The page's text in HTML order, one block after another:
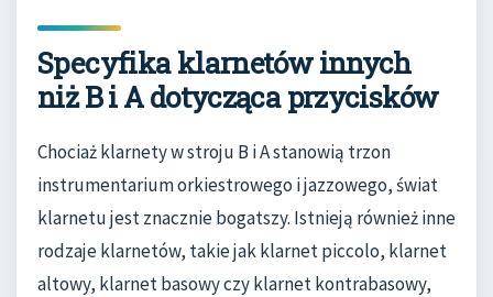
Specyfika klarnetów innych
niż B i A dotycząca przycisków
Chociaż klarnety w stroju B i A stanowią trzon
instrumentarium orkiestrowego i jazzowego, świat
klarnetu jest znacznie bogatszy. Istnieją również inne
rodzaje klarnetów, takie jak klarnet piccolo, klarnet
altowy, klarnet basowy czy klarnet kontrabasowy,